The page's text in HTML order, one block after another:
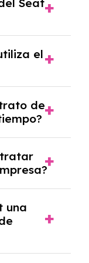
el
de
por
revisar
con un
la empresa
una